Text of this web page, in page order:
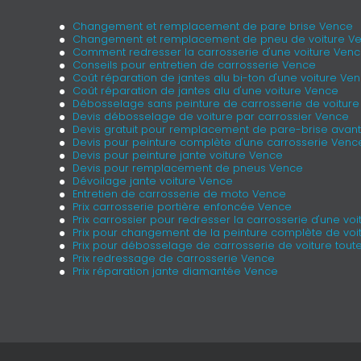
Changement et remplacement de pare brise Vence
Changement et remplacement de pneu de voiture
Comment redresser la carrosserie d'une voiture
Conseils pour entretien de carrosserie Vence
Coût réparation de jantes alu bi-ton d'une voiture
Coût réparation de jantes alu d'une voiture Vence
Débosselage sans peinture de carrosserie de
Devis débosselage de voiture par carrossier Vence
Devis gratuit pour remplacement de pare-brise
Devis pour peinture complète d'une carrosserie
Devis pour peinture jante voiture Vence
Devis pour remplacement de pneus Vence
Dévoilage jante voiture Vence
Entretien de carrosserie de moto Vence
Prix carrosserie portière enfoncée Vence
Prix carrossier pour redresser la carrosserie d'une
Prix pour changement de la peinture complète de
Prix pour débosselage de carrosserie de voiture
Prix redressage de carrosserie Vence
Prix réparation jante diamantée Vence